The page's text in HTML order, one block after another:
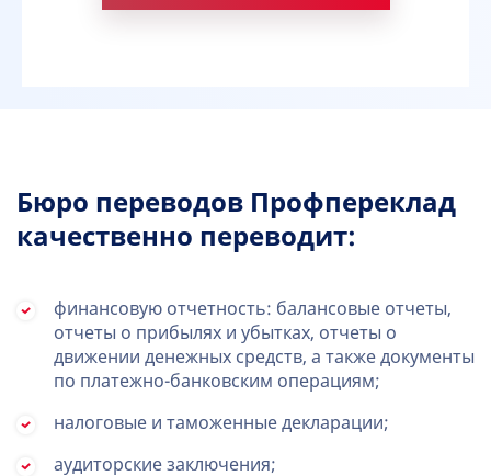
Бюро переводов Профпереклад
качественно переводит:
финансовую отчетность: балансовые отчеты,
отчеты о прибылях и убытках, отчеты о
движении денежных средств, а также документы
по платежно-банковским операциям;
налоговые и таможенные декларации;
аудиторские заключения;